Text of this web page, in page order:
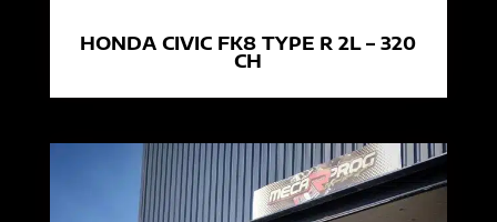
HONDA CIVIC FK8 TYPE R 2L – 320
CH